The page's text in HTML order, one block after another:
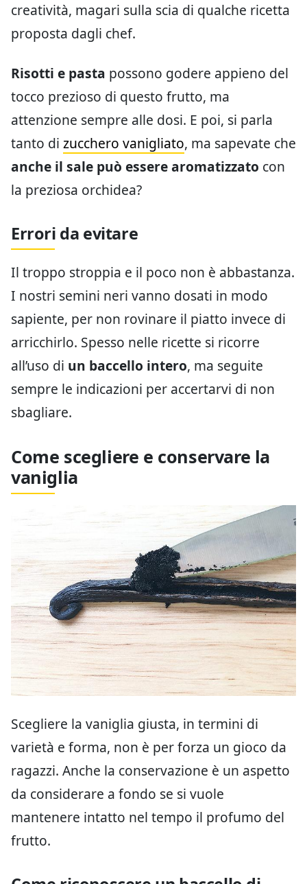
creatività, magari sulla scia di qualche ricetta
proposta dagli chef.
Risotti e pasta possono godere appieno del
tocco prezioso di questo frutto, ma
attenzione sempre alle dosi. E poi, si parla
tanto di zucchero vanigliato, ma sapevate che
anche il sale può essere aromatizzato con
la preziosa orchidea?
Errori da evitare
Il troppo stroppia e il poco non è abbastanza.
I nostri semini neri vanno dosati in modo
sapiente, per non rovinare il piatto invece di
arricchirlo. Spesso nelle ricette si ricorre
all’uso di un baccello intero, ma seguite
sempre le indicazioni per accertarvi di non
sbagliare.
Come scegliere e conservare la
vaniglia
Scegliere la vaniglia giusta, in termini di
varietà e forma, non è per forza un gioco da
ragazzi. Anche la conservazione è un aspetto
da considerare a fondo se si vuole
mantenere intatto nel tempo il profumo del
frutto.